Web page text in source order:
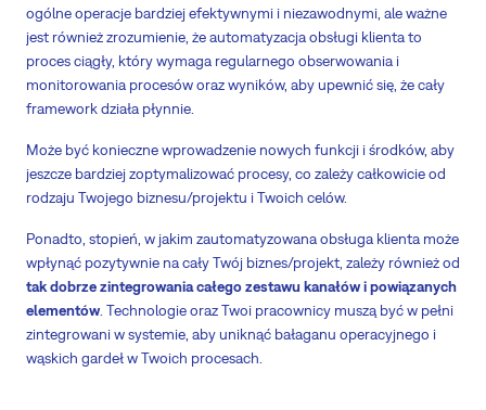
ogólne operacje bardziej efektywnymi i niezawodnymi, ale ważne
jest również zrozumienie, że automatyzacja obsługi klienta to
proces ciągły, który wymaga regularnego obserwowania i
monitorowania procesów oraz wyników, aby upewnić się, że cały
framework działa płynnie.
Może być konieczne wprowadzenie nowych funkcji i środków, aby
jeszcze bardziej zoptymalizować procesy, co zależy całkowicie od
rodzaju Twojego biznesu/projektu i Twoich celów.
Ponadto, stopień, w jakim zautomatyzowana obsługa klienta może
wpłynąć pozytywnie na cały Twój biznes/projekt, zależy również od
tak dobrze zintegrowania całego zestawu kanałów i powiązanych
elementów. Technologie oraz Twoi pracownicy muszą być w pełni
zintegrowani w systemie, aby uniknąć bałaganu operacyjnego i
wąskich gardeł w Twoich procesach.